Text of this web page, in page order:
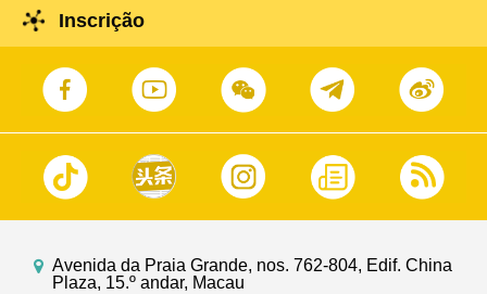
Inscrição
Avenida da Praia Grande, nos. 762-804, Edif. China
Plaza, 15.º andar, Macau